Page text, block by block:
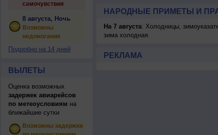
самочувствия
8 августа, Ночь
Возможны
недомогания
Подробно на 14 дней
ВЫЛЕТЫ
Оценка возможных
задержек авиарейсов
по метеоусловиям на
ближайшие сутки
Возможны задержки
НАРОДНЫЕ ПРИМЕТЫ И
На 7 августа: Холодницы,
зима холодная.
РЕКЛАМА